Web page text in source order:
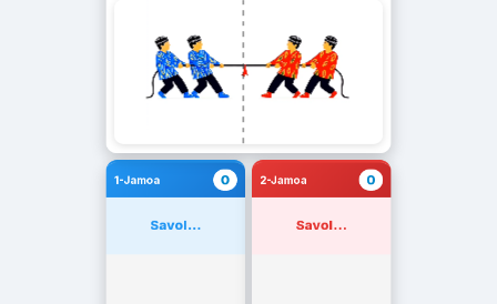
1-Jamoa 0
Savol...
2-Jamoa 0
Savol...